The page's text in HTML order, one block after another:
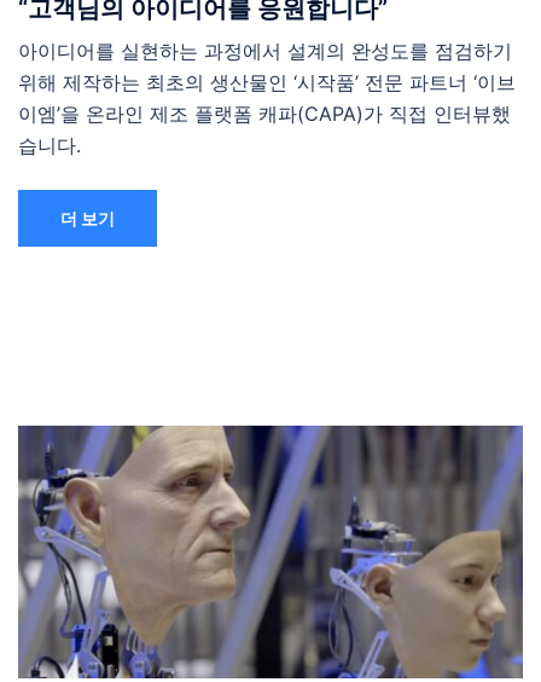
“고객님의 아이디어를 응원합니다”
아이디어를 실현하는 과정에서 설계의 완성도를 점검하기
위해 제작하는 최초의 생산물인 ‘시작품’ 전문 파트너 ‘이브
이엠’을 온라인 제조 플랫폼 캐파(CAPA)가 직접 인터뷰했
습니다.
더 보기